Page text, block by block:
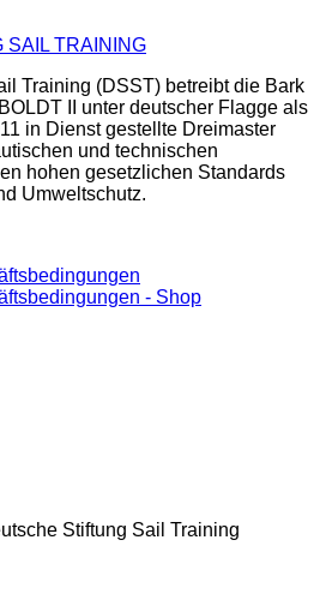
SAIL TRAINING
Training (DSST) betreibt die Bark
II unter deutscher Flagge als
in Dienst gestellte Dreimaster
und technischen
hohen gesetzlichen Standards
Umweltschutz.
- Shop
Stiftung Sail Training